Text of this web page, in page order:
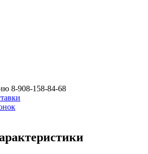
8-908-158-84-68